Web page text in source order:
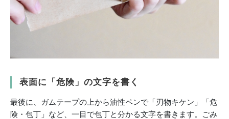
表面に「危険」の文字を書く
最後に、ガムテープの上から油性ペンで「刃物キケン」「危
険・包丁」など、一目で包丁と分かる文字を書きます。ごみ